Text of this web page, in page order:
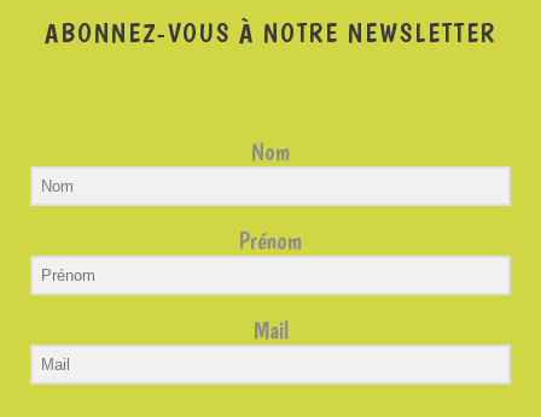
ABONNEZ-VOUS À NOTRE NEWSLETTER
Nom
Prénom
Mail